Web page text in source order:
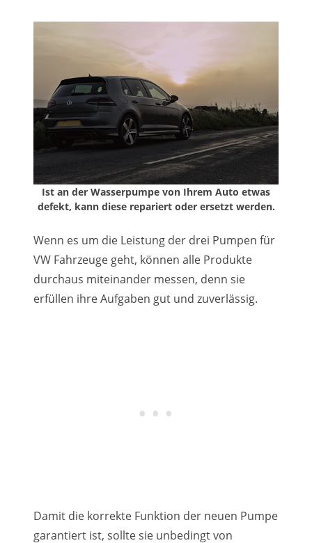
Ist an der Wasserpumpe von Ihrem Auto etwas
defekt, kann diese repariert oder ersetzt werden.
Wenn es um die Leistung der drei Pumpen für
VW Fahrzeuge geht, können alle Produkte
durchaus miteinander messen, denn sie
erfüllen ihre Aufgaben gut und zuverlässig.
Damit die korrekte Funktion der neuen Pumpe
garantiert ist, sollte sie unbedingt von